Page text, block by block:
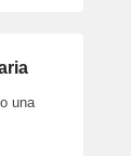
una